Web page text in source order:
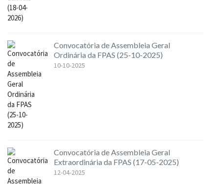
Convocatória de Assembleia Geral
Ordinária da FPAS (25-10-2025)
10-10-2025
Convocatória de Assembleia Geral
Extraordinária da FPAS (17-05-2025)
12-04-2025